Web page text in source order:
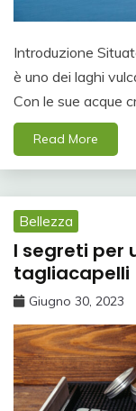
Introduzione
è uno dei laghi
Con le sue acque
Read More
Bellezza
I segreti per
tagliacapelli
Giugno 30, 2023